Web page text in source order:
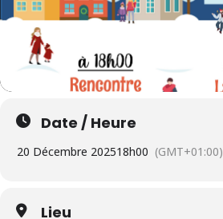
Date / Heure
20 Décembre 202518h00 (GMT+01:00)
Lieu